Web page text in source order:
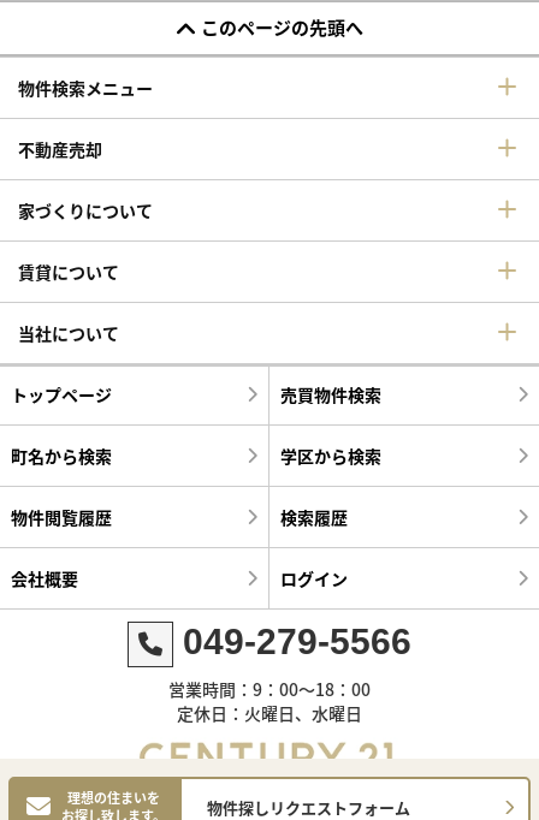
理想の住まいを
お探し致します。
物件探しリクエストフォーム
このページの先頭へ
物件検索メニュー
不動産売却
家づくりについて
賃貸について
当社について
トップページ 売買物件検索
町名から検索 学区から検索
物件閲覧履歴 検索履歴
会社概要 ログイン
049-279-5566
営業時間：9：00～18：00
定休日：火曜日、水曜日